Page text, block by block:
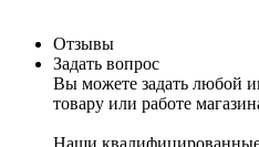
Отзывы
Задать вопрос
Вы можете задать любой
товару или работе
Наши квалифицированные